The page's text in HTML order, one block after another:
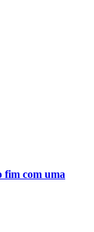
fim com uma